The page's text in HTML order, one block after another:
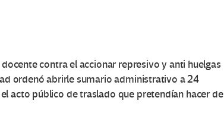
contra el accionar represivo y anti huelgas
ordenó abrirle sumario administrativo a 24
acto público de traslado que pretendían hacer de